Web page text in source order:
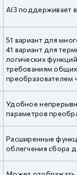
AI3 поддерживает
51 вариант для
41 вариант для
логических
требованиям
преобразователем
Удобное
параметров
Расширенные
облегчения сбора